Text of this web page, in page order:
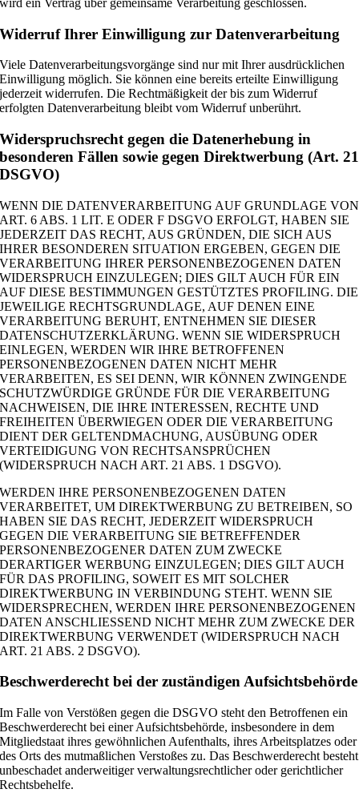
Widerruf Ihrer Einwilligung zur Datenverarbeitung
Viele Datenverarbeitungsvorgänge sind nur mit Ihrer ausdrücklichen
Einwilligung möglich. Sie können eine bereits erteilte Einwilligung
jederzeit widerrufen. Die Rechtmäßigkeit der bis zum Widerruf
erfolgten Datenverarbeitung bleibt vom Widerruf unberührt.
Widerspruchsrecht gegen die Datenerhebung in
besonderen Fällen sowie gegen Direktwerbung (Art. 21
DSGVO)
WENN DIE DATENVERARBEITUNG AUF GRUNDLAGE VON
ART. 6 ABS. 1 LIT. E ODER F DSGVO ERFOLGT, HABEN SIE
JEDERZEIT DAS RECHT, AUS GRÜNDEN, DIE SICH AUS
IHRER BESONDEREN SITUATION ERGEBEN, GEGEN DIE
VERARBEITUNG IHRER PERSONENBEZOGENEN DATEN
WIDERSPRUCH EINZULEGEN; DIES GILT AUCH FÜR EIN
AUF DIESE BESTIMMUNGEN GESTÜTZTES PROFILING. DIE
JEWEILIGE RECHTSGRUNDLAGE, AUF DENEN EINE
VERARBEITUNG BERUHT, ENTNEHMEN SIE DIESER
DATENSCHUTZERKLÄRUNG. WENN SIE WIDERSPRUCH
EINLEGEN, WERDEN WIR IHRE BETROFFENEN
PERSONENBEZOGENEN DATEN NICHT MEHR
VERARBEITEN, ES SEI DENN, WIR KÖNNEN ZWINGENDE
SCHUTZWÜRDIGE GRÜNDE FÜR DIE VERARBEITUNG
NACHWEISEN, DIE IHRE INTERESSEN, RECHTE UND
FREIHEITEN ÜBERWIEGEN ODER DIE VERARBEITUNG
DIENT DER GELTENDMACHUNG, AUSÜBUNG ODER
VERTEIDIGUNG VON RECHTSANSPRÜCHEN
(WIDERSPRUCH NACH ART. 21 ABS. 1 DSGVO).
WERDEN IHRE PERSONENBEZOGENEN DATEN
VERARBEITET, UM DIREKTWERBUNG ZU BETREIBEN, SO
HABEN SIE DAS RECHT, JEDERZEIT WIDERSPRUCH
GEGEN DIE VERARBEITUNG SIE BETREFFENDER
PERSONENBEZOGENER DATEN ZUM ZWECKE
DERARTIGER WERBUNG EINZULEGEN; DIES GILT AUCH
FÜR DAS PROFILING, SOWEIT ES MIT SOLCHER
DIREKTWERBUNG IN VERBINDUNG STEHT. WENN SIE
WIDERSPRECHEN, WERDEN IHRE PERSONENBEZOGENEN
DATEN ANSCHLIESSEND NICHT MEHR ZUM ZWECKE DER
DIREKTWERBUNG VERWENDET (WIDERSPRUCH NACH
ART. 21 ABS. 2 DSGVO).
Beschwerde­recht bei der zuständigen Aufsichts­behörde
Im Falle von Verstößen gegen die DSGVO steht den Betroffenen ein
Beschwerderecht bei einer Aufsichtsbehörde, insbesondere in dem
Mitgliedstaat ihres gewöhnlichen Aufenthalts, ihres Arbeitsplatzes oder
des Orts des mutmaßlichen Verstoßes zu. Das Beschwerderecht besteht
unbeschadet anderweitiger verwaltungsrechtlicher oder gerichtlicher
Rechtsbehelfe.